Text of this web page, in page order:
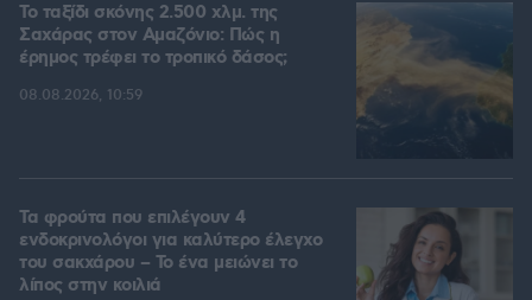
Το ταξίδι σκόνης 2.500 χλμ. της
Σαχάρας στον Αμαζόνιο: Πώς η
έρημος τρέφει το τροπικό δάσος;
08.08.2026, 10:59
Τα φρούτα που επιλέγουν 4
ενδοκρινολόγοι για καλύτερο έλεγχο
του σακχάρου – Το ένα μειώνει το
λίπος στην κοιλιά